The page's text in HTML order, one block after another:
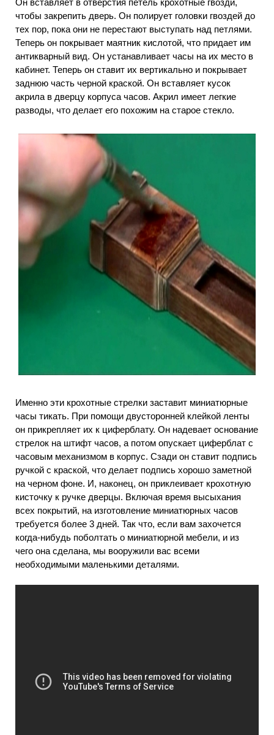
чтобы закрепить дверь. Он полирует головки гвоздей до
тех пор, пока они не перестают выступать над петлями.
Теперь он покрывает маятник кислотой, что придает им
антикварный вид. Он устанавливает часы на их место в
кабинет. Теперь он ставит их вертикально и покрывает
заднюю часть черной краской. Он вставляет кусок
акрила в дверцу корпуса часов. Акрил имеет легкие
разводы, что делает его похожим на старое стекло.
Именно эти крохотные стрелки заставит миниатюрные
часы тикать. При помощи двусторонней клейкой ленты
он прикрепляет их к циферблату. Он надевает основание
стрелок на штифт часов, а потом опускает циферблат с
часовым механизмом в корпус. Сзади он ставит подпись
ручкой с краской, что делает подпись хорошо заметной
на черном фоне. И, наконец, он приклеивает крохотную
кисточку к ручке дверцы. Включая время высыхания
всех покрытий, на изготовление миниатюрных часов
требуется более 3 дней. Так что, если вам захочется
когда-нибудь поболтать о миниатюрной мебели, и из
чего она сделана, мы вооружили вас всеми
необходимыми маленькими деталями.